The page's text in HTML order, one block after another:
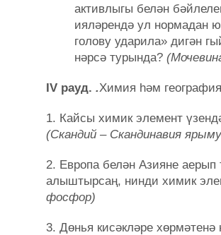
активлыгы белән
ияләрендә ул нормадан
голову ударила» дигән
нәрсә турында?
IV рауд. .Химия һәм
1. Кайсы химик элемент
(Скандий – Скандинавия
2. Европа белән Азияне
алыштырсаң, нинди химик
фосфор)
3. Дөнья кисәкләре